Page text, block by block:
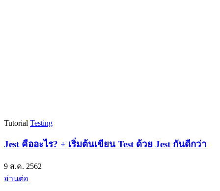
Tutorial Testing
Jest คืออะไร? + เริ่มต้นเขียน Test ด้วย Jest กันดีกว่า
9 ส.ค. 2562
อ่านต่อ